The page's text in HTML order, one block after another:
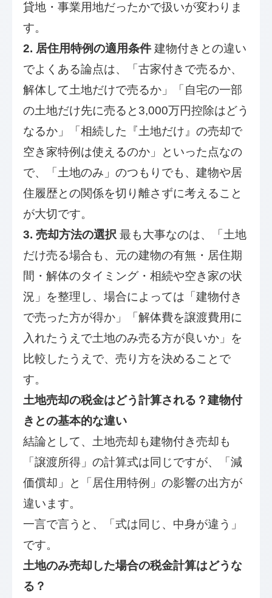
貸地・事業用地だったかで扱いが変わりま
す。
2. 居住用特例の適用条件建物付きとの違い
でよくある論点は、「古家付きで売るか、
解体して土地だけで売るか」「自宅の一部
の土地だけ先に売ると3,000万円控除はどう
なるか」「相続した『土地だけ』の売却で
空き家特例は使えるのか」といった点なの
で、「土地のみ」のつもりでも、建物や居
住履歴との関係を切り離さずに考えること
が大切です。
3. 売却方法の選択 最も大事なのは、「土地
だけ売る場合も、元の建物の有無・居住期
間・解体のタイミング・相続や空き家の状
況」を整理し、場合によっては「建物付き
で売った方が得か」「解体費を譲渡費用に
入れたうえで土地のみ売る方が良いか」を
比較したうえで、売り方を決めることで
す。
土地売却の税金はどう計算される？建物付
きとの基本的な違い
結論として、土地売却も建物付き売却も
「譲渡所得」の計算式は同じですが、「減
価償却」と「居住用特例」の影響の出方が
違います。
一言で言うと、「式は同じ、中身が違う」
です。
土地のみ売却した場合の税金計算はどうな
る？